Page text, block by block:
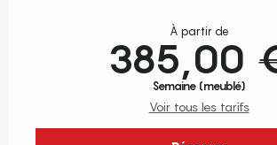
À partir de
385,00
Semaine (meublé)
Voir tous les tarifs